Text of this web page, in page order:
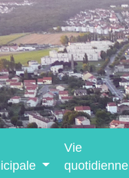
Vie
quotidienne